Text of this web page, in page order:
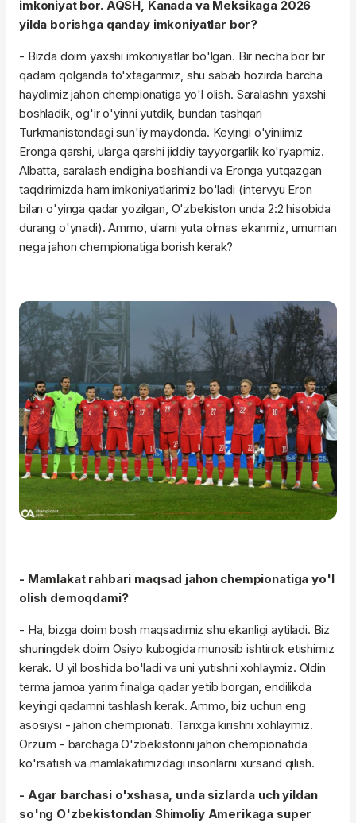
imkoniyat bor. AQSH, Kanada va Meksikaga 2026
yilda borishga qanday imkoniyatlar bor?
- Bizda doim yaxshi imkoniyatlar bo'lgan. Bir necha bor bir
qadam qolganda to'xtaganmiz, shu sabab hozirda barcha
hayolimiz jahon chempionatiga yo'l olish. Saralashni yaxshi
boshladik, og'ir o'yinni yutdik, bundan tashqari
Turkmanistondagi sun'iy maydonda. Keyingi o'yiniimiz
Eronga qarshi, ularga qarshi jiddiy tayyorgarlik ko'ryapmiz.
Albatta, saralash endigina boshlandi va Eronga yutqazgan
taqdirimizda ham imkoniyatlarimiz bo'ladi (intervyu Eron
bilan o'yinga qadar yozilgan, O'zbekiston unda 2:2 hisobida
durang o'ynadi). Ammo, ularni yuta olmas ekanmiz, umuman
nega jahon chempionatiga borish kerak?
- Mamlakat rahbari maqsad jahon chempionatiga yo'l
olish demoqdami?
- Ha, bizga doim bosh maqsadimiz shu ekanligi aytiladi. Biz
shuningdek doim Osiyo kubogida munosib ishtirok etishimiz
kerak. U yil boshida bo'ladi va uni yutishni xohlaymiz. Oldin
terma jamoa yarim finalga qadar yetib borgan, endilikda
keyingi qadamni tashlash kerak. Ammo, biz uchun eng
asosiysi - jahon chempionati. Tarixga kirishni xohlaymiz.
Orzuim - barchaga O'zbekistonni jahon chempionatida
ko'rsatish va mamlakatimizdagi insonlarni xursand qilish.
- Agar barchasi o'xshasa, unda sizlarda uch yildan
so'ng O'zbekistondan Shimoliy Amerikaga super